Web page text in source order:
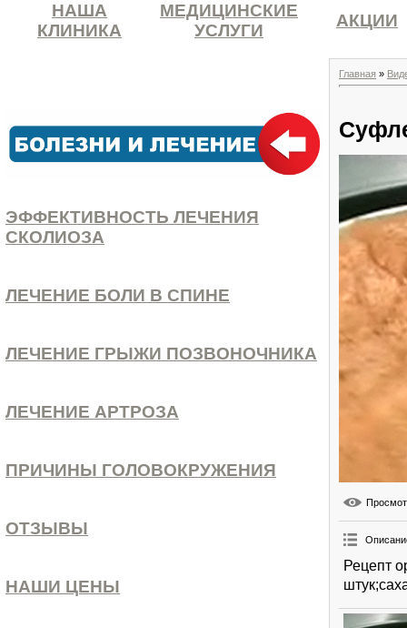
НАША
КЛИНИКА
МЕДИЦИНСКИЕ
УСЛУГИ
АКЦИИ
ЭФФЕКТИВНОСТЬ ЛЕЧЕНИЯ
СКОЛИОЗА
ЛЕЧЕНИЕ БОЛИ В СПИНЕ
ЛЕЧЕНИЕ ГРЫЖИ ПОЗВОНОЧНИКА
ЛЕЧЕНИЕ АРТРОЗА
ПРИЧИНЫ ГОЛОВОКРУЖЕНИЯ
ОТЗЫВЫ
НАШИ ЦЕНЫ
Главная »
Рецепт